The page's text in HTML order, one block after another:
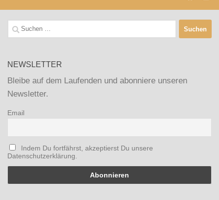
Suchen
nach:
NEWSLETTER
Bleibe auf dem Laufenden und abonniere unseren
Newsletter.
Email
Indem Du fortfährst, akzeptierst Du unsere
Datenschutzerklärung.